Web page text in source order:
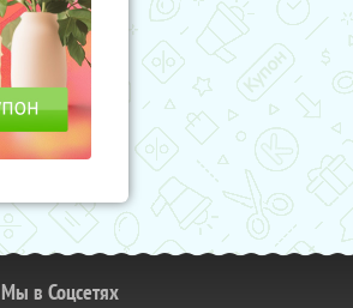
Мы в Соцсетях